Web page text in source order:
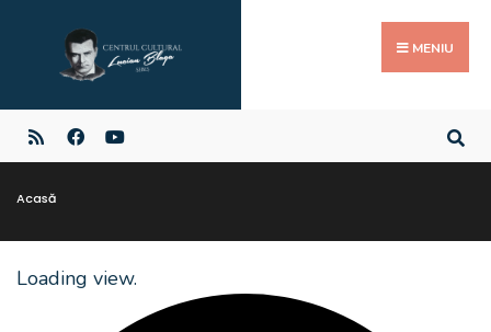
MENIU
Acasă
Loading view.